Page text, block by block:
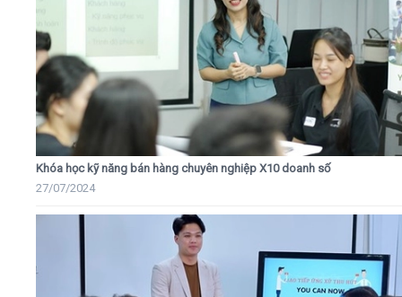
Khóa học kỹ năng bán hàng chuyên nghiệp X10 doanh số
27/07/2024